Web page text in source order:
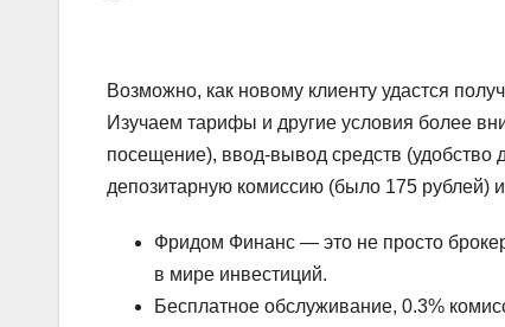
Возможно, как новому клиенту удастся
Изучаем тарифы и другие условия более
посещение), ввод-вывод средств (удобство
депозитарную комиссию (было 175 рублей)
Фридом Финанс — это не просто
в мире инвестиций.
Бесплатное обслуживание, 0.3%